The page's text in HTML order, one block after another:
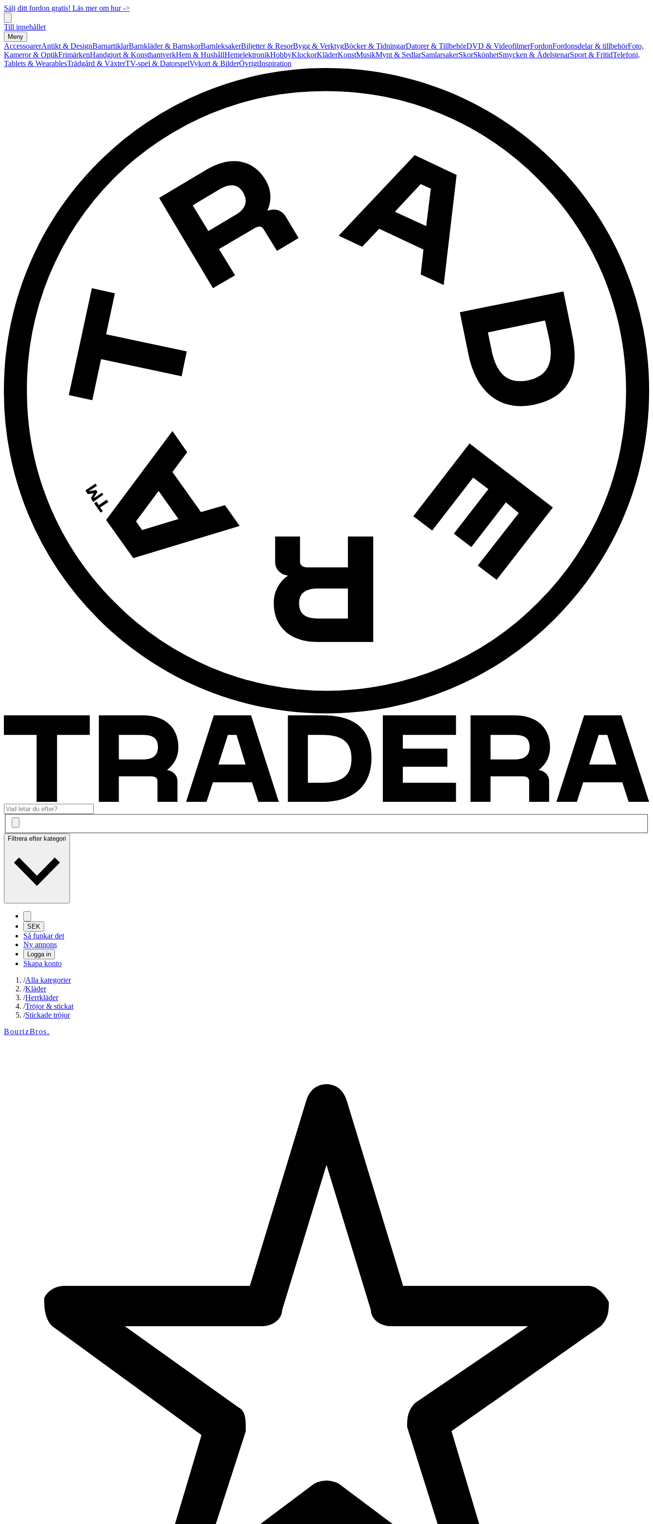
Sälj ditt fordon gratis! Läs mer om hur ->
Till innehållet
Meny
AccessoarerAntikt & DesignBarnartiklarBarnkläder & BarnskorBarnleksakerBiljetter & ResorBygg & VerktygBöcker & TidningarDatorer & TillbehörDVD & VideofilmerFordonFordonsdelar & tillbehörFoto,
Kameror & OptikFrimärkenHandgjort & KonsthantverkHem & HushållHemelektronikHobbyKlockorKläderKonstMusikMynt & SedlarSamlarsakerSkorSkönhetSmycken & ÄdelstenarSport & FritidTelefoni,
Tablets & WearablesTrädgård & VäxterTV-spel & DatorspelVykort & BilderÖvrigtInspiration
Filtrera efter kategori
SEK
Så funkar det
Ny annons
Logga in
Skapa konto
/Alla kategorier
/Kläder
/Herrkläder
/Tröjor & stickat
/Stickade tröjor
BourizBros.